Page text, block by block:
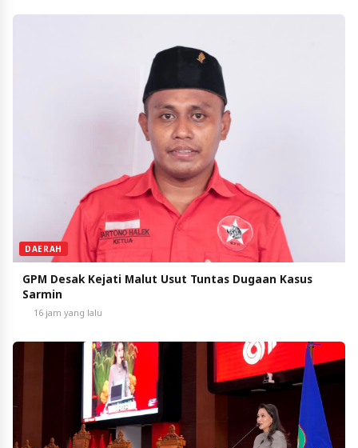
DAERAH
GPM Desak Kejati Malut Usut Tuntas Dugaan Kasus
Sarmin
16 jam yang lalu